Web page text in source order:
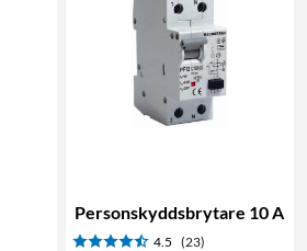
Personskyddsbrytare 10 A
4.5 (23)